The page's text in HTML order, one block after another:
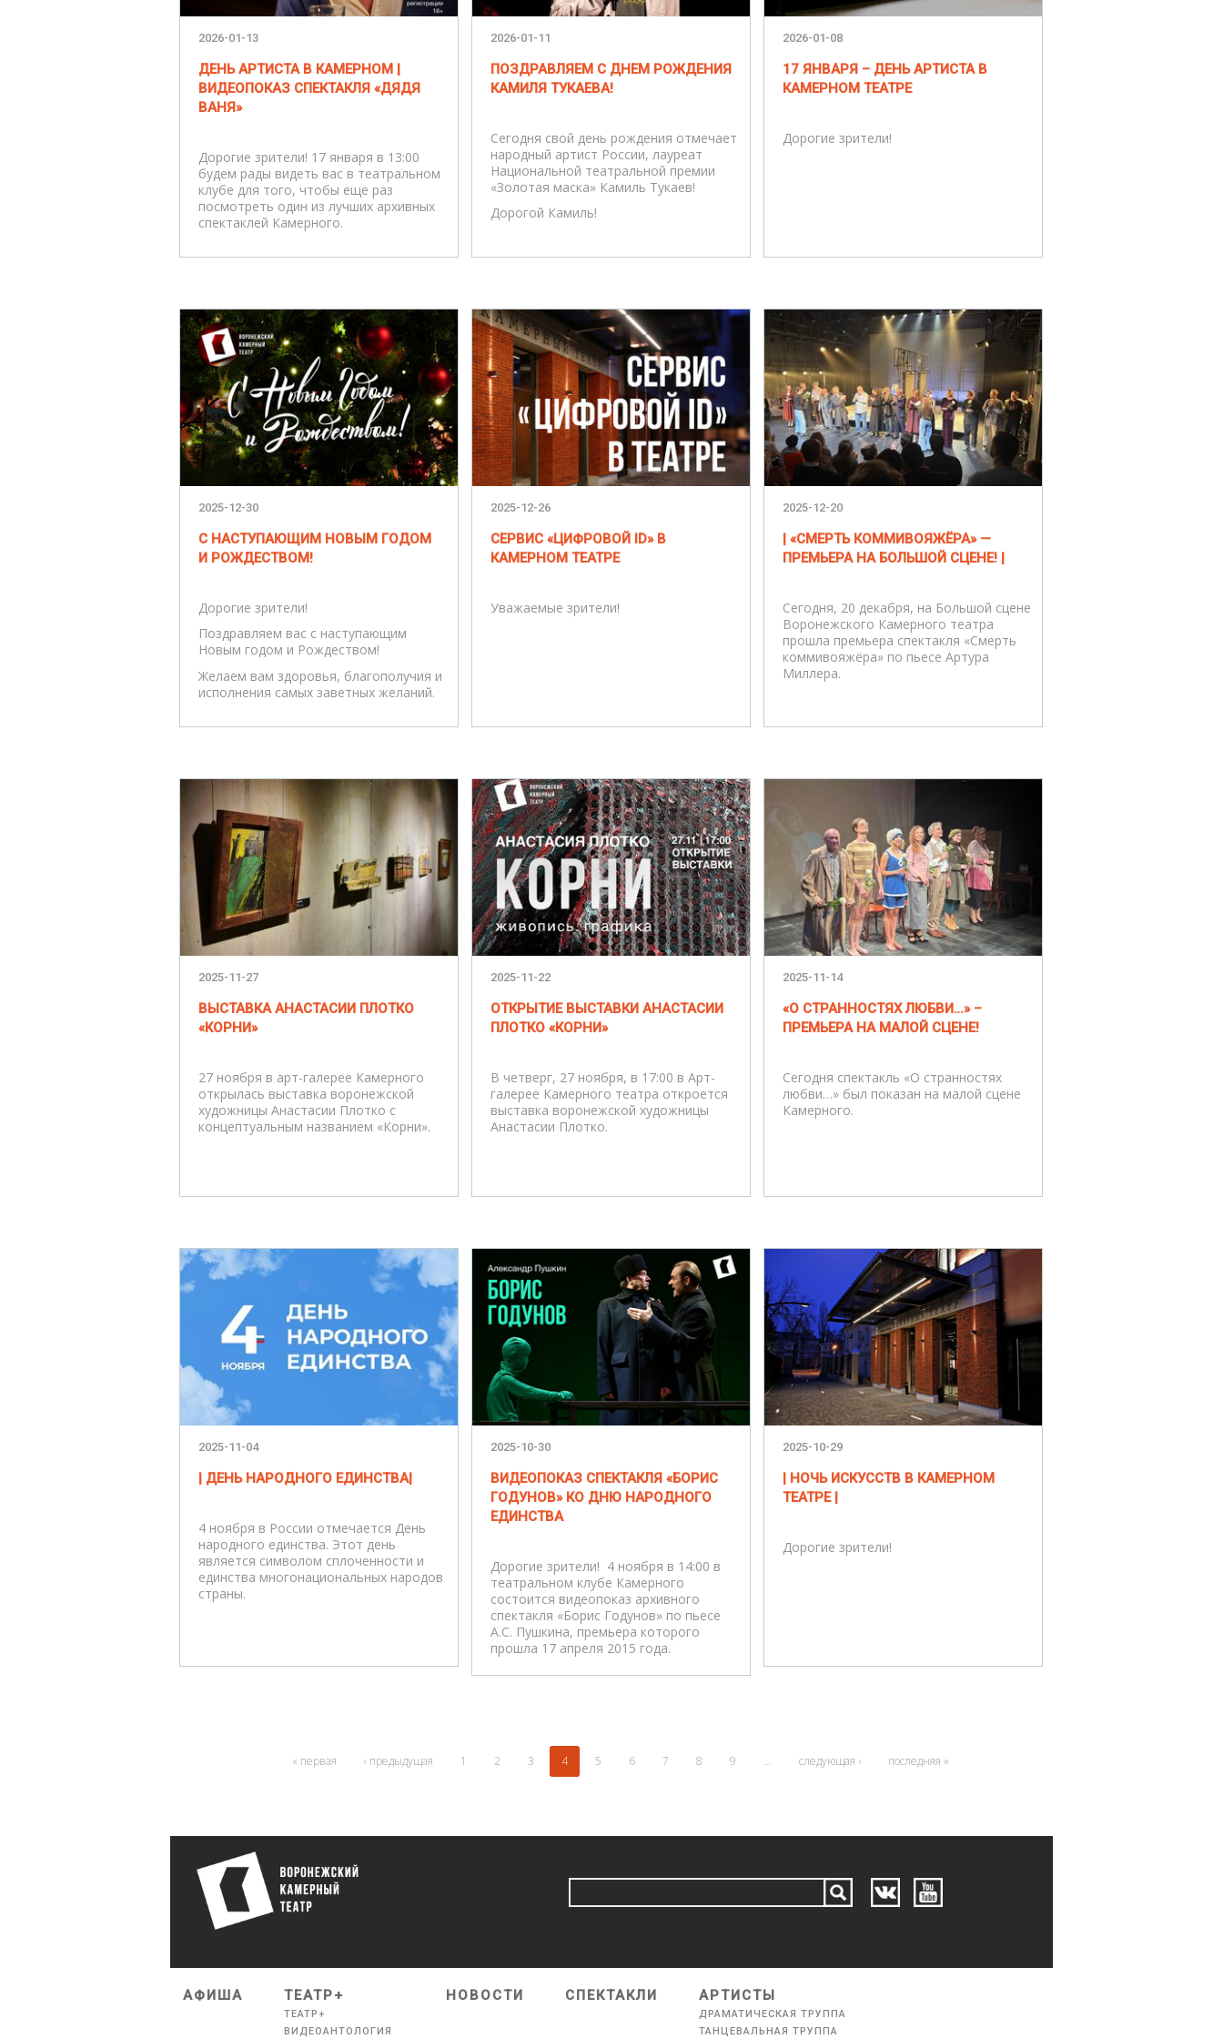
2026-01-13
ДЕНЬ АРТИСТА В КАМЕРНОМ |
ВИДЕОПОКАЗ СПЕКТАКЛЯ «ДЯДЯ
ВАНЯ»
Дорогие зрители! 17 января в 13:00
будем рады видеть вас в театральном
клубе для того, чтобы еще раз
посмотреть один из лучших архивных
спектаклей Камерного.
2026-01-11
ПОЗДРАВЛЯЕМ С ДНЕМ РОЖДЕНИЯ
КАМИЛЯ ТУКАЕВА!
Сегодня свой день рождения отмечает
народный артист России, лауреат
Национальной театральной премии
«Золотая маска» Камиль Тукаев!
Дорогой Камиль!
2026-01-08
17 ЯНВАРЯ – ДЕНЬ АРТИСТА В
КАМЕРНОМ ТЕАТРЕ
Дорогие зрители!
2025-12-30
С НАСТУПАЮЩИМ НОВЫМ ГОДОМ
И РОЖДЕСТВОМ!
Дорогие зрители!
Поздравляем вас с наступающим
Новым годом и Рождеством!
Желаем вам здоровья, благополучия и
исполнения самых заветных желаний.
2025-12-26
СЕРВИС «ЦИФРОВОЙ ID» В
КАМЕРНОМ ТЕАТРЕ
Уважаемые зрители!
2025-12-20
| «СМЕРТЬ КОММИВОЯЖЁРА» —
ПРЕМЬЕРА НА БОЛЬШОЙ СЦЕНЕ! |
Сегодня, 20 декабря, на Большой сцене
Воронежского Камерного театра
прошла премьера спектакля «Смерть
коммивояжёра» по пьесе Артура
Миллера.
2025-11-27
ВЫСТАВКА АНАСТАСИИ ПЛОТКО
«КОРНИ»
27 ноября в арт-галерее Камерного
открылась выставка воронежской
художницы Анастасии Плотко с
концептуальным названием «Корни».
2025-11-22
ОТКРЫТИЕ ВЫСТАВКИ АНАСТАСИИ
ПЛОТКО «КОРНИ»
В четверг, 27 ноября, в 17:00 в Арт-
галерее Камерного театра откроется
выставка воронежской художницы
Анастасии Плотко.
2025-11-14
«О СТРАННОСТЯХ ЛЮБВИ…» –
ПРЕМЬЕРА НА МАЛОЙ СЦЕНЕ!
Сегодня спектакль «О странностях
любви…» был показан на малой сцене
Камерного.
2025-11-04
| ДЕНЬ НАРОДНОГО ЕДИНСТВА|
4 ноября в России отмечается День
народного единства. Этот день
является символом сплоченности и
единства многонациональных народов
страны.
2025-10-30
ВИДЕОПОКАЗ СПЕКТАКЛЯ «БОРИС
ГОДУНОВ» КО ДНЮ НАРОДНОГО
ЕДИНСТВА
Дорогие зрители! 4 ноября в 14:00 в
театральном клубе Камерного
состоится видеопоказ архивного
спектакля «Борис Годунов» по пьесе
А.С. Пушкина, премьера которого
прошла 17 апреля 2015 года.
2025-10-29
| НОЧЬ ИСКУССТВ В КАМЕРНОМ
ТЕАТРЕ |
Дорогие зрители!
« первая ‹ предыдущая 1 2 3 4 5 6 7 8 9 … следующая › последняя »
АФИША ТЕАТР+
ТЕАТР+
ВИДЕОАНТОЛОГИЯ
НОВОСТИ СПЕКТАКЛИ АРТИСТЫ
ДРАМАТИЧЕСКАЯ ТРУППА
ТАНЦЕВАЛЬНАЯ ТРУППА